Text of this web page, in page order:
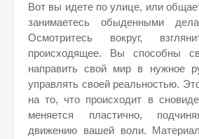
Вот вы идете по улице, или
занимаетесь обыденными
Осмотритесь вокруг,
происходящее. Вы способны
направить свой мир в нужное
управлять своей реальностью.
на то, что происходит в
меняется пластично,
движению вашей воли.